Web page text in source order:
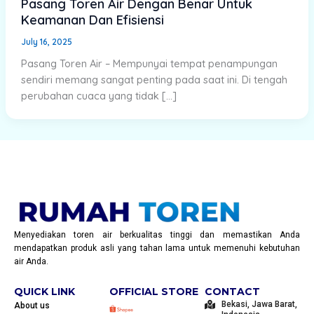
Pasang Toren Air Dengan Benar Untuk
Keamanan Dan Efisiensi
July 16, 2025
Pasang Toren Air – Mempunyai tempat penampungan
sendiri memang sangat penting pada saat ini. Di tengah
perubahan cuaca yang tidak […]
Menyediakan toren air berkualitas tinggi dan memastikan Anda
mendapatkan produk asli yang tahan lama untuk memenuhi kebutuhan
air Anda.
QUICK LINK
About us
OFFICIAL STORE CONTACT
Bekasi, Jawa Barat,